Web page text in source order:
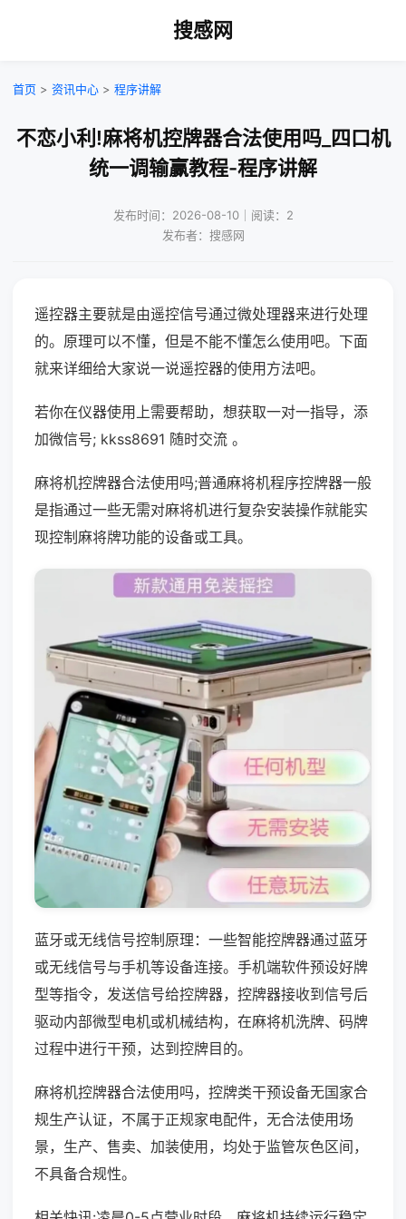
搜感网
首页 > 资讯中心 > 程序讲解
不恋小利!麻将机控牌器合法使用吗_四口机
统一调输赢教程-程序讲解
发布时间：2026-08-10｜阅读：2
发布者：搜感网
遥控器主要就是由遥控信号通过微处理器来进行处理
的。原理可以不懂，但是不能不懂怎么使用吧。下面
就来详细给大家说一说遥控器的使用方法吧。
若你在仪器使用上需要帮助，想获取一对一指导，添
加微信号; kkss8691 随时交流 。
麻将机控牌器合法使用吗;普通麻将机程序控牌器一般
是指通过一些无需对麻将机进行复杂安装操作就能实
现控制麻将牌功能的设备或工具。
蓝牙或无线信号控制原理：一些智能控牌器通过蓝牙
或无线信号与手机等设备连接。手机端软件预设好牌
型等指令，发送信号给控牌器，控牌器接收到信号后
驱动内部微型电机或机械结构，在麻将机洗牌、码牌
过程中进行干预，达到控牌目的。
麻将机控牌器合法使用吗，控牌类干预设备无国家合
规生产认证，不属于正规家电配件，无合法使用场
景，生产、售卖、加装使用，均处于监管灰色区间，
不具备合规性。